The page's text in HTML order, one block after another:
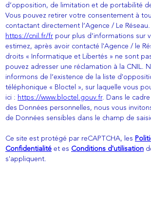
d’opposition, de limitation et de portabilité
Vous pouvez retirer votre consentement à
contactant directement l’Agence / Le
https://cnil.fr/fr pour plus d’informations sur
estimez, après avoir contacté l'Agence / le
droits « Informatique et Libertés » ne sont
pouvez adresser une réclamation à la CNIL.
informons de l’existence de la liste
téléphonique « Bloctel », sur laquelle vous
ici : https://www.bloctel.gouv.fr. Dans le
des Données personnelles, nous vous
de Données sensibles dans le champ de
Ce site est protégé par reCAPTCHA, les
Confidentialité et es Conditions d'utilisation
s'appliquent.